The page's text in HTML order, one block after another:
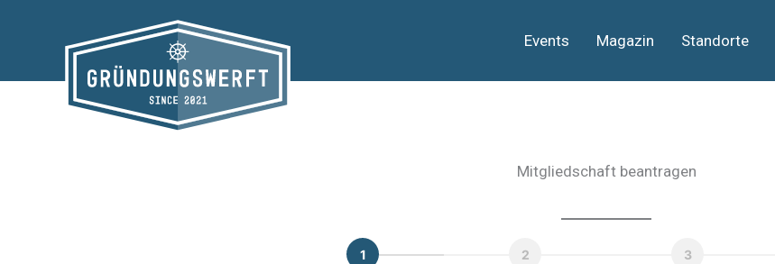
Events Magazin Standorte
Mitgliedschaft beantragen
1 2 3